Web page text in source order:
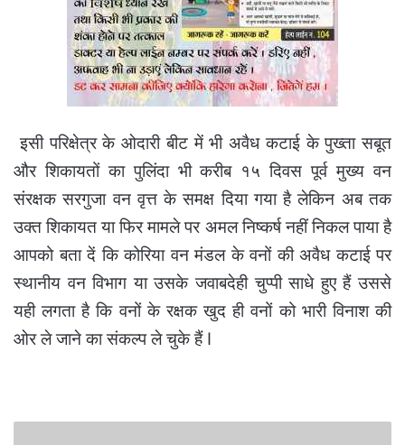
इसी परिक्षेत्र के ओदारी बीट में भी अवैध कटाई के पुख्ता सबूत
और शिकायतों का पुलिंदा भी करीब १५ दिवस पूर्व मुख्य वन
संरक्षक सरगुजा वन वृत्त के समक्ष दिया गया है लेकिन अब तक
उक्त शिकायत या फिर मामले पर अमल निष्कर्ष नहीं निकल पाया है
आपको बता दें कि कोरिया वन मंडल के वनों की अवैध कटाई पर
स्थानीय वन विभाग या उसके जवाबदेही चुप्पी साधे हुए हैं उससे
यही लगता है कि वनों के रक्षक खुद ही वनों को भारी विनाश की
ओर ले जाने का संकल्प ले चुके हैं I